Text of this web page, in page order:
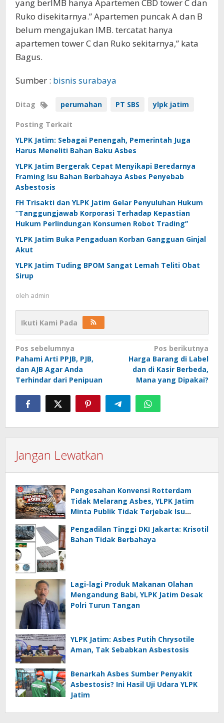
yang berIMB hanya Apartemen CBD tower C dan
Ruko disekitarnya.” Apartemen puncak A dan B
belum mengajukan IMB. tercatat hanya
apartemen tower C dan Ruko sekitarnya,” kata
Bagus.
Sumber : bisnis surabaya
Ditag perumahan PT SBS ylpk jatim
Posting Terkait
YLPK Jatim: Sebagai Penengah, Pemerintah Juga
Harus Meneliti Bahan Baku Asbes
YLPK Jatim Bergerak Cepat Menyikapi Beredarnya
Framing Isu Bahan Berbahaya Asbes Penyebab
Asbestosis
FH Trisakti dan YLPK Jatim Gelar Penyuluhan Hukum
“Tanggungjawab Korporasi Terhadap Kepastian
Hukum Perlindungan Konsumen Robot Trading”
YLPK Jatim Buka Pengaduan Korban Gangguan Ginjal
Akut
YLPK Jatim Tuding BPOM Sangat Lemah Teliti Obat
Sirup
oleh admin
Ikuti Kami Pada
Navigasi
pos
Pos sebelumnya
Pahami Arti PPJB, PJB,
dan AJB Agar Anda
Terhindar dari Penipuan
Pos berikutnya
Harga Barang di Label
dan di Kasir Berbeda,
Mana yang Dipakai?
Jangan Lewatkan
Pengesahan Konvensi Rotterdam
Tidak Melarang Asbes, YLPK Jatim
Minta Publik Tidak Terjebak Isu
Pengadilan Tinggi DKI Jakarta: Krisotil
Bahan Tidak Berbahaya
Lagi-lagi Produk Makanan Olahan
Mengandung Babi, YLPK Jatim Desak
Polri Turun Tangan
YLPK Jatim: Asbes Putih Chrysotile
Aman, Tak Sebabkan Asbestosis
Benarkah Asbes Sumber Penyakit
Asbestosis? Ini Hasil Uji Udara YLPK
Jatim